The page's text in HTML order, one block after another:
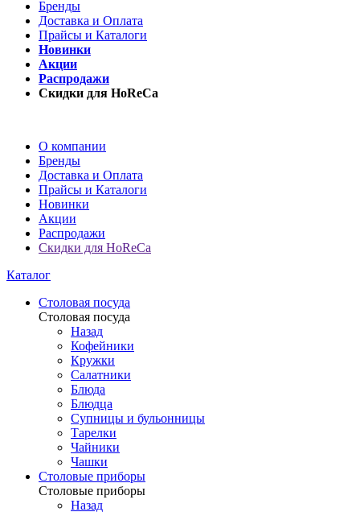
Бренды
Доставка и Оплата
Прайсы и Каталоги
Новинки
Акции
Распродажи
Скидки для HoReCa
О компании
Бренды
Доставка и Оплата
Прайсы и Каталоги
Новинки
Акции
Распродажи
Скидки для HoReCa
Каталог
Столовая посуда
Столовая посуда
Назад
Кофейники
Кружки
Салатники
Блюда
Блюдца
Супницы и бульонницы
Тарелки
Чайники
Чашки
Cтоловые приборы
Cтоловые приборы
Назад